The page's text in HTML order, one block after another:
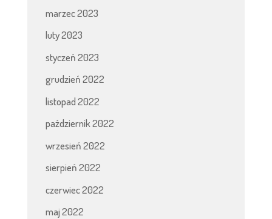
marzec 2023
luty 2023
styczeń 2023
grudzień 2022
listopad 2022
październik 2022
wrzesień 2022
sierpień 2022
czerwiec 2022
maj 2022